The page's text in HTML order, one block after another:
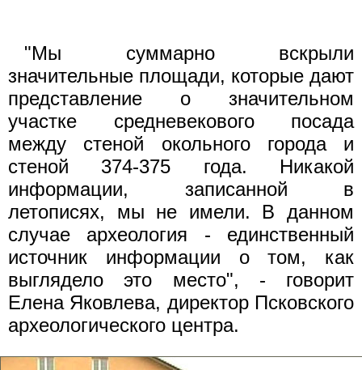
"Мы суммарно вскрыли
значительные площади, которые дают
представление о значительном
участке средневекового посада
между стеной окольного города и
стеной 374-375 года. Никакой
информации, записанной в
летописях, мы не имели. В данном
случае археология - единственный
источник информации о том, как
выглядело это место", - говорит
Елена Яковлева, директор Псковского
археологического центра.